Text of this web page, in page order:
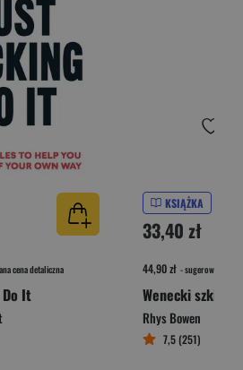
cena detaliczna
It
KSIĄŻKA
33,40 zł
44,90 zł - sugerowana
Wenecki
Rhys Bowen
7,5 (251)